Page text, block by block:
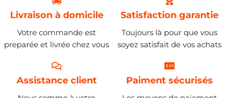
Livraison à domicile
Votre commande est
preparée et livrée chez vous
Satisfaction garantie
Toujours là pour que vous
soyez satisfait de vos achats
Assistance client Paiment sécurisés